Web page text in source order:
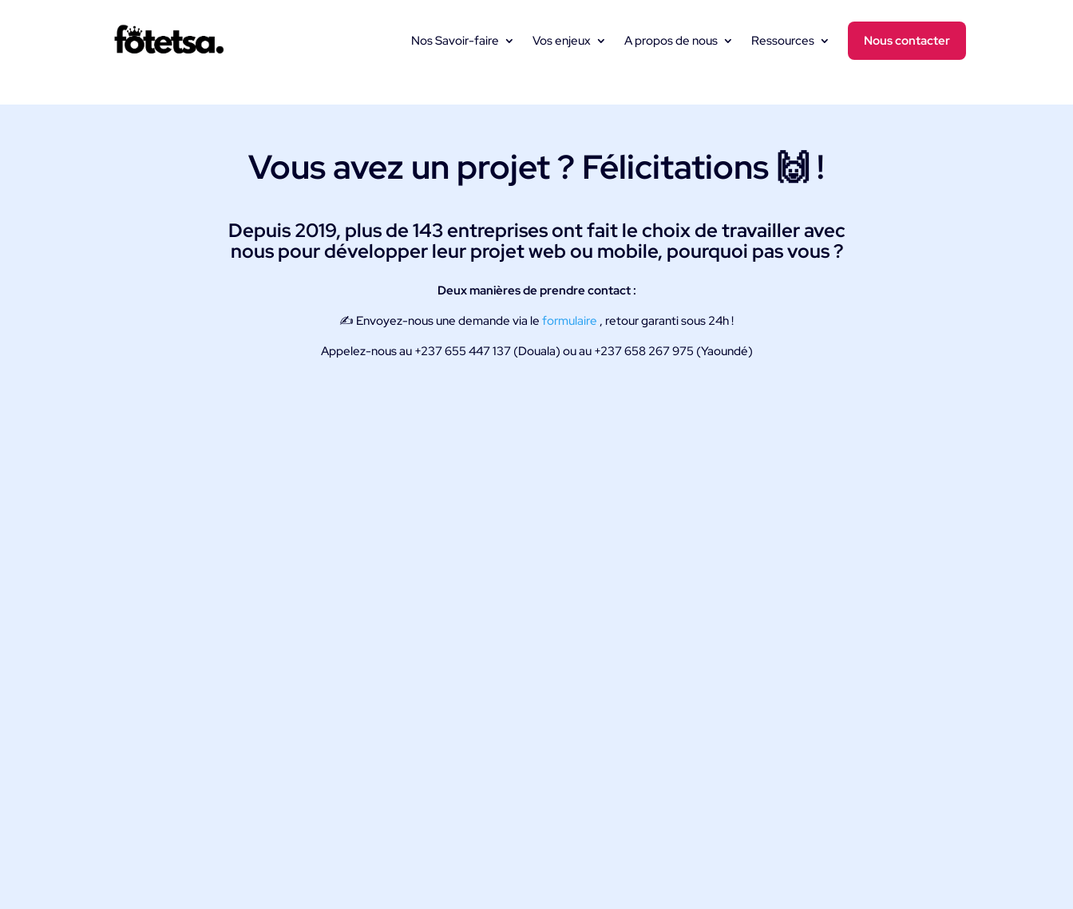
Nos Savoir-faire Vos enjeux A propos de nous Ressources Nous contacter
Vous avez un projet ? Félicitations 🙌 !
Depuis 2019, plus de 143 entreprises ont fait le choix de travailler avec
nous pour développer leur projet web ou mobile, pourquoi pas vous ?
Deux manières de prendre contact :
✍️ Envoyez-nous une demande via le formulaire , retour garanti sous 24h !
Appelez-nous au +237 655 447 137 (Douala) ou au +237 658 267 975 (Yaoundé)